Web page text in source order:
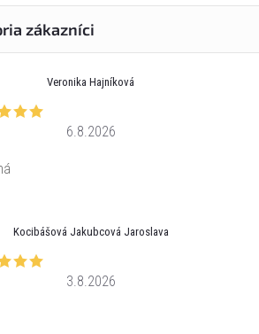
Veronika Hajníková
6.8.2026
Kocibášová Jakubcová Jaroslava
3.8.2026